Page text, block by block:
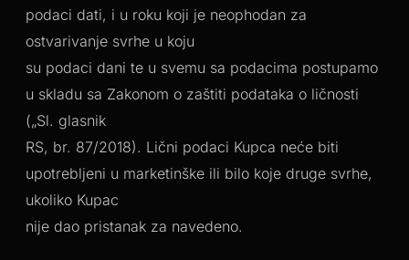
podaci dati, i u roku koji je neophodan za
ostvarivanje svrhe u koju
su podaci dani te u svemu sa podacima postupamo
u skladu sa Zakonom o zaštiti podataka o ličnosti
(„Sl. glasnik
RS, br. 87/2018). Lični podaci Kupca neće biti
upotrebljeni u marketinške ili bilo koje druge svrhe,
ukoliko Kupac
nije dao pristanak za navedeno.